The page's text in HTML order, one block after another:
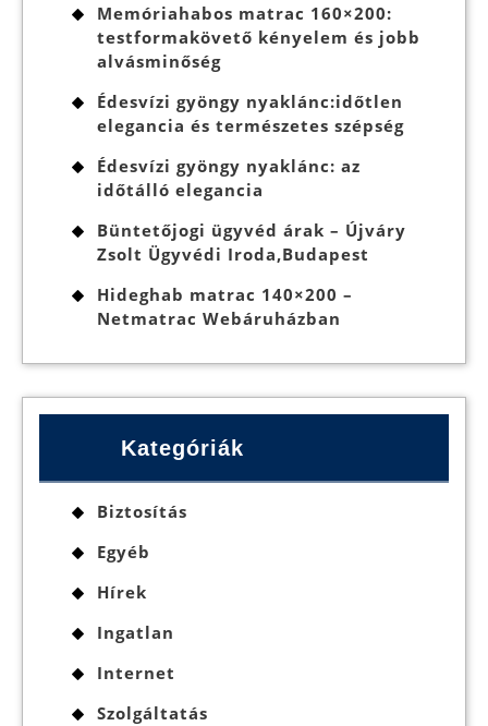
Memóriahabos matrac 160×200:
testformakövető kényelem és jobb
alvásminőség
Édesvízi gyöngy nyaklánc:időtlen
elegancia és természetes szépség
Édesvízi gyöngy nyaklánc: az
időtálló elegancia
Büntetőjogi ügyvéd árak – Újváry
Zsolt Ügyvédi Iroda,Budapest
Hideghab matrac 140×200 –
Netmatrac Webáruházban
Kategóriák
Biztosítás
Egyéb
Hírek
Ingatlan
Internet
Szolgáltatás